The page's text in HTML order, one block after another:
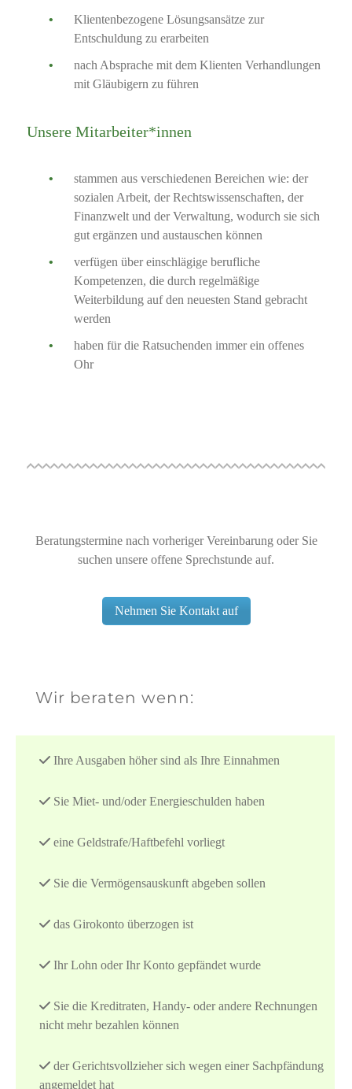
Klientenbezogene Lösungsansätze zur
Entschuldung zu erarbeiten
nach Absprache mit dem Klienten Verhandlungen
mit Gläubigern zu führen
Unsere Mitarbeiter*innen
stammen aus verschiedenen Bereichen wie: der
sozialen Arbeit, der Rechtswissenschaften, der
Finanzwelt und der Verwaltung, wodurch sie sich
gut ergänzen und austauschen können
verfügen über einschlägige berufliche
Kompetenzen, die durch regelmäßige
Weiterbildung auf den neuesten Stand gebracht
werden
haben für die Ratsuchenden immer ein offenes
Ohr
Beratungstermine nach vorheriger Vereinbarung oder Sie
suchen unsere offene Sprechstunde auf.
Nehmen Sie Kontakt auf
Wir beraten wenn:
Ihre Ausgaben höher sind als Ihre Einnahmen
Sie Miet- und/oder Energieschulden haben
eine Geldstrafe/Haftbefehl vorliegt
Sie die Vermögensauskunft abgeben sollen
das Girokonto überzogen ist
Ihr Lohn oder Ihr Konto gepfändet wurde
Sie die Kreditraten, Handy- oder andere Rechnungen
nicht mehr bezahlen können
der Gerichtsvollzieher sich wegen einer Sachpfändung
angemeldet hat